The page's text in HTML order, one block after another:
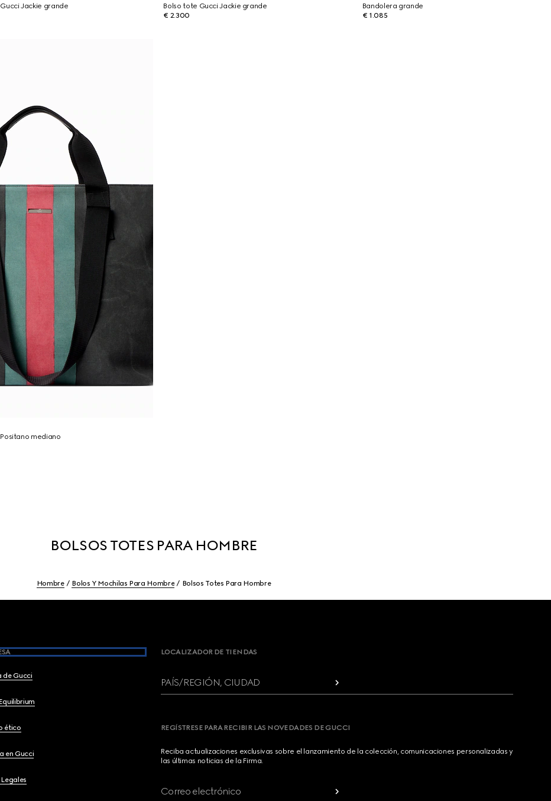
Jackie grande
Bolso tote Gucci Jackie grande
€ 2.300
Bandolera grande
€ 1.085
mediano
BOLSOS TOTES PARA HOMBRE
Hombre Bolos Y Mochilas Para Hombre Bolsos Totes Para Hombre
de Gucci
ético
en Gucci
LOCALIZADOR DE TIENDAS
PAÍS/REGIÓN, CIUDAD
REGÍSTRESE PARA RECIBIR LAS NOVEDADES DE GUCCI
Reciba actualizaciones exclusivas sobre el lanzamiento de la colección, comunicaciones personalizadas y
las últimas noticias de la Firma.
Correo electrónico